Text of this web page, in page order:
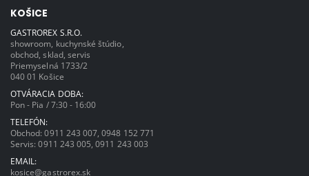
KOŠICE
GASTROREX S.R.O.
showroom, kuchynské štúdio,
obchod, sklad, servis
Priemyselná 1733/2
040 01 Košice
OTVÁRACIA DOBA:
Pon - Pia / 7:30 - 16:00
TELEFÓN:
Obchod:0911 243 007,0948 152 771
Servis:0911 243 005,0911 243 003
EMAIL:
kosice@gastrorex.sk